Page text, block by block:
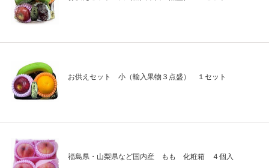
お供えセット 小（輸入果物３点盛） １セット
福島県・山梨県など国内産 もも 化粧箱 ４個入